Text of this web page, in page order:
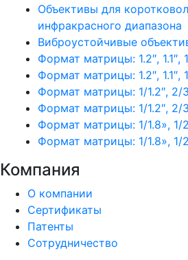
Объективы для
инфракрасного диапазона
Виброустойчивые
Формат матрицы: 1.2″, 1.1″,
Формат матрицы: 1.2″, 1.1″,
Формат матрицы: 1/1.2″, 2/
Формат матрицы: 1/1.2″, 2/
Формат матрицы: 1/1.8», 1/
Формат матрицы: 1/1.8», 1/
Компания
О компании
Сертификаты
Патенты
Сотрудничество